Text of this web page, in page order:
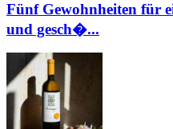
Fünf Gewohnheiten für
und gesch�...